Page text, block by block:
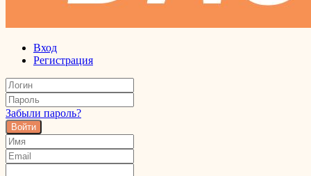
Вход
Регистрация
Забыли пароль?
Войти